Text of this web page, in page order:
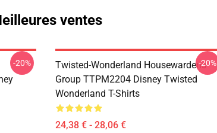
ventes
-20%
Twisted-Wonderland Housewardens
Group TTPM2204 Disney Twisted
Wonderland T-Shirts
24,38 € - 28,06 €
-20%